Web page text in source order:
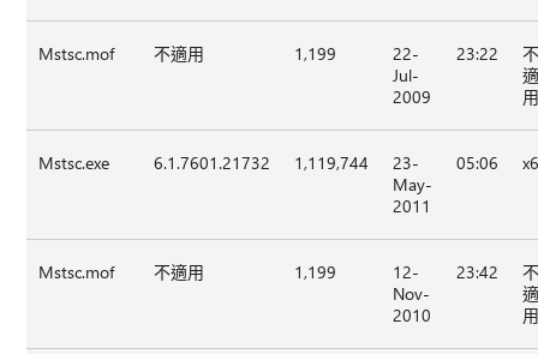
Mstsc.mof 不適用 1,199
22-
Jul-
2009
23:22
Mstsc.exe 6.1.7601.21732 1,119,744
23-
May-
2011
05:06
Mstsc.mof 不適用 1,199
12-
Nov-
2010
23:42